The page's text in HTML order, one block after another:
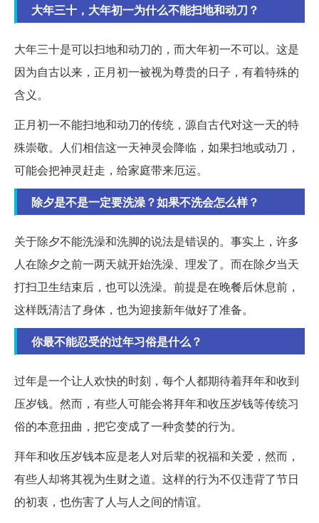
大年三十，大年初一为什么不能扫地和动刀？
大年三十是可以扫地和动刀的，而大年初一不可以。这是
因为自古以来，正月初一被视为尊贵的日子，有着特殊的
含义。
正月初一不能扫地和动刀的传统，源自古代对这一天的特
殊崇敬。人们相信这一天神灵会降临，如果扫地或动刀，
可能会把神灵赶走，给家庭带来厄运。
除夕是不是一定要洗澡？如果不洗会怎么样？
关于除夕不能洗澡和洗脚的说法是错误的。事实上，许多
人在除夕之前一两天就开始洗澡、理发了。而在除夕当天
打扫卫生结束后，也可以洗澡。前提是在晚餐后休息前，
这样既清洁了身体，也为迎接新年做好了准备。
你最不能忍受的过年习俗是什么？
过年是一个让人欢快的时刻，每个人都期待着拜年和收到
压岁钱。然而，有些人可能会将拜年和收压岁钱等传统习
俗的本意扭曲，把它变成了一种贪婪的行为。
拜年和收压岁钱本应是老人对后辈的祝福和关爱，然而，
有些人却将其视为生财之道。这样的行为不仅违背了节日
的初衷，也伤害了人与人之间的情谊。